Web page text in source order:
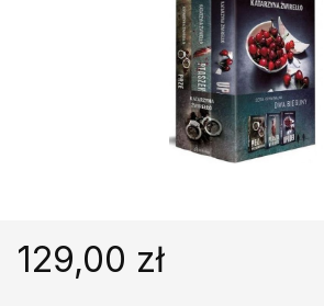
Książki obcojęzyczne
Poradniki, leksykony...
Podręczniki szkolne
Promocja
129,00 zł